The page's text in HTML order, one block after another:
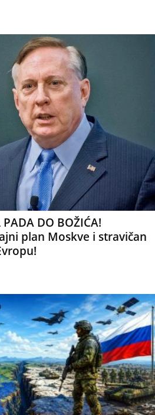
PADA DO BOŽIĆA!
plan Moskve i stravičan